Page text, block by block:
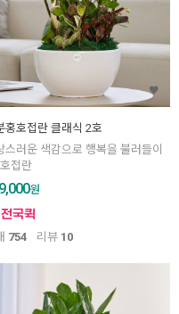
홍호접란 클래식 2호
스러운 색감으로 행복을 불러들이
접란
원
754 리뷰 10